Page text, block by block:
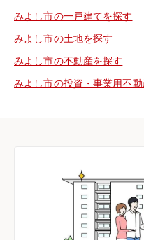
みよし市の一戸建てを探す
みよし市の土地を探す
みよし市の不動産を探す
みよし市の投資・事業用不